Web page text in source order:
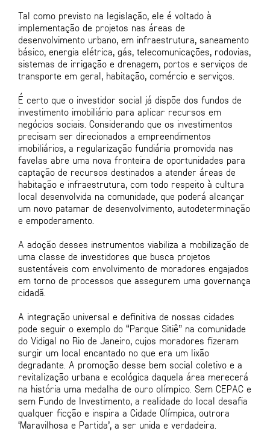
Tal como previsto na legislação, ele é voltado à
implementação de projetos nas áreas de
desenvolvimento urbano, em infraestrutura, saneamento
básico, energia elétrica, gás, telecomunicações, rodovias,
sistemas de irrigação e drenagem, portos e serviços de
transporte em geral, habitação, comércio e serviços.
É certo que o investidor social já dispõe dos fundos de
investimento imobiliário para aplicar recursos em
negócios sociais. Considerando que os investimentos
precisam ser direcionados a empreendimentos
imobiliários, a regularização fundiária promovida nas
favelas abre uma nova fronteira de oportunidades para
captação de recursos destinados a atender áreas de
habitação e infraestrutura, com todo respeito à cultura
local desenvolvida na comunidade, que poderá alcançar
um novo patamar de desenvolvimento, autodeterminação
e empoderamento.
A adoção desses instrumentos viabiliza a mobilização de
uma classe de investidores que busca projetos
sustentáveis com envolvimento de moradores engajados
em torno de processos que assegurem uma governança
cidadã.
A integração universal e definitiva de nossas cidades
pode seguir o exemplo do “Parque Sitiê” na comunidade
do Vidigal no Rio de Janeiro, cujos moradores fizeram
surgir um local encantado no que era um lixão
degradante. A promoção desse bem social coletivo e a
revitalização urbana e ecológica daquela área merecerá
na história uma medalha de ouro olímpico. Sem CEPAC e
sem Fundo de Investimento, a realidade do local desafia
qualquer ficção e inspira a Cidade Olímpica, outrora
‘Maravilhosa e Partida’, a ser unida e verdadeira.